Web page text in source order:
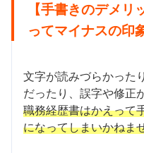
【手書きのデメリ
ってマイナスの印
文字が読みづらかった
だったり、誤字や修正
職務経歴書はかえって
になってしまいかねま